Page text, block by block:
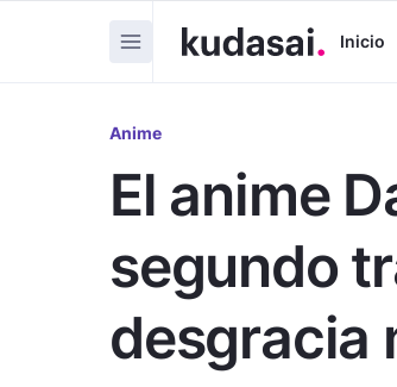
Inicio
Anime
El anime
segundo
desgracia